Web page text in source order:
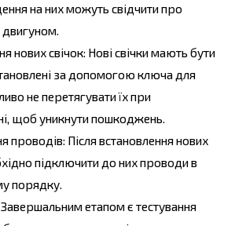
на них можуть свідчити про
нових свічок: Нові свічки мають бути
за допомогою ключа для
не перетягувати їх при
щоб уникнути пошкоджень.
проводів: Після встановлення нових
підключити до них проводи в
порядку.
Завершальним етапом є тестування